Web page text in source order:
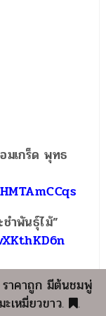
มเกร็ด พุทธ
ำพันธุ์ไม้”
าคาถูก มีต้นชมพู่
เหมี่ยวขาว. .